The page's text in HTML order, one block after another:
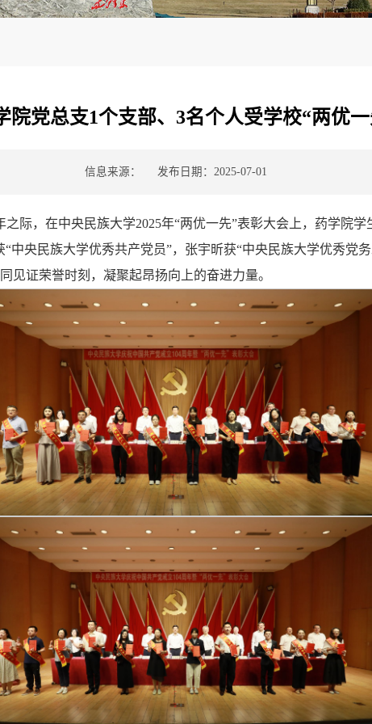
院党总支1个支部、3名个人受学校“两优
信息来源： 发布日期：2025-07-01
之际，在中央民族大学2025年“两优一先”表彰大会上，药学院
中央民族大学优秀共产党员”，张宇昕获“中央民族大学优秀党
见证荣誉时刻，凝聚起昂扬向上的奋进力量。